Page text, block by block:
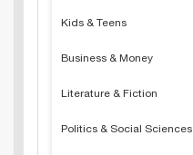
Kids & Teens
Business & Money
Literature & Fiction
Politics & Social Sciences